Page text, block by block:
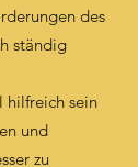
des
ständig
hilfreich sein
und
zu